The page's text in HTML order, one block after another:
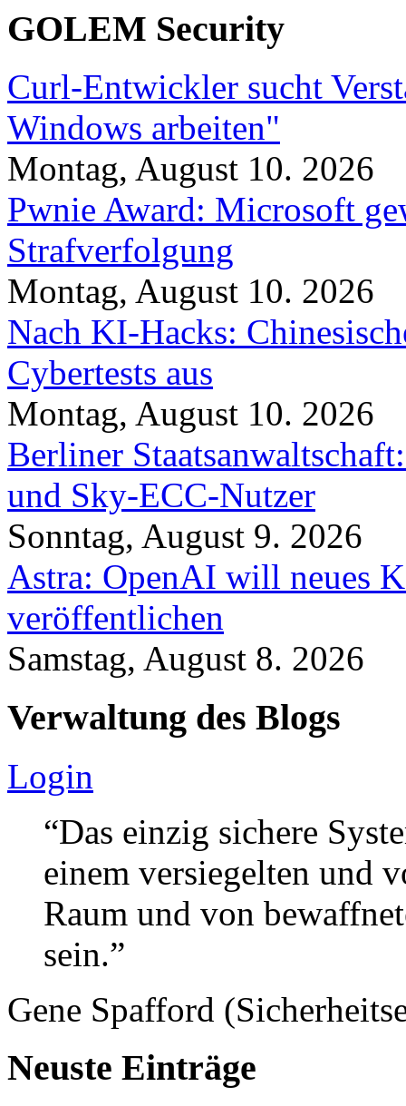
GOLEM Security
Curl-Entwickler sucht
Windows arbeiten"
Montag, August 10. 2026
Pwnie Award: Microsoft
Strafverfolgung
Montag, August 10. 2026
Nach KI-Hacks:
Cybertests aus
Montag, August 10. 2026
Berliner
und Sky-ECC-Nutzer
Sonntag, August 9. 2026
Astra: OpenAI will neues
veröffentlichen
Samstag, August 8. 2026
Verwaltung des Blogs
Login
“Das einzig sichere
einem versiegelten und
Raum und von
sein.”
Gene Spafford
Neuste Einträge